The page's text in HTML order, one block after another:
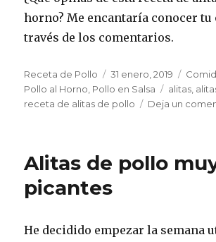
horno? Me encantaría conocer
través de los comentarios.
Autor
Receta de Pollo
Publicado
el
31 enero, 2019
Pollo al Horno Pollo en Salsa Etiquetas
alitas
receta de alitas de pollo
Deja un
Alitas de pollo
picantes
He decidido empezar la semana